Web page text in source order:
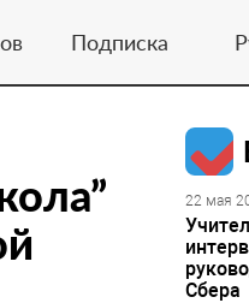
Подписка
22 мая
Сбера